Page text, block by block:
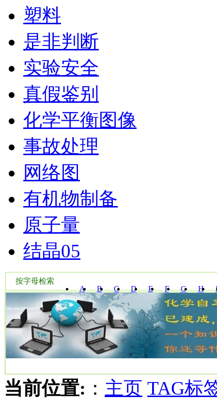
塑料
是非判断
实验安全
真假鉴别
化学平衡图像
事故处理
网络图
有机物制备
原子量
结晶05
按字母检索
A
B C D E F G H
W Y
当前位置: ： 主页 TAG标